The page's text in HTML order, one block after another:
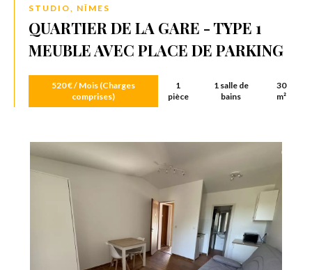
STUDIO, NÎMES
QUARTIER DE LA GARE - TYPE 1
MEUBLE AVEC PLACE DE PARKING
520 € / Mois (Charges
comprises)
1
pièce
1 salle de
bains
30
m²